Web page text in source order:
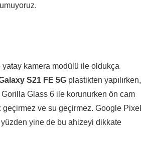
kamera modülü ile oldukça
S21 FE 5G plastikten yapılırken,
Gorilla Glass 6 ile korunurken ön cam
ve su geçirmez. Google Pixel
yine de bu ahizeyi dikkate